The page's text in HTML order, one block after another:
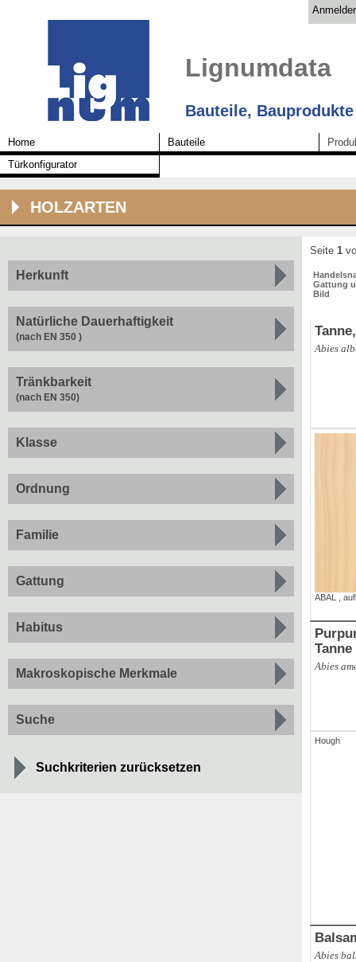
Lignumdata
Bauteile,
Home Bauteile
Türkonfigurator
HOLZARTEN
Herkunft
Natürliche Dauerhaftigkeit
(nach EN 350 )
Tränkbarkeit
(nach EN 350)
Klasse
Ordnung
Familie
Gattung
Habitus
Makroskopische Merkmale
Suche
Suchkriterien zurücksetzen
Seite 1
Gattung
Bild
Abies
ABAL
Purpur-
Tanne
Abies
Hough
Abies